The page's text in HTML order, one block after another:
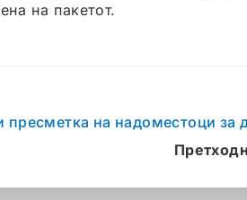
на пакетот.
пресметка на надоместоци за